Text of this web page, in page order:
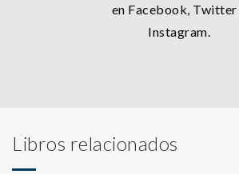
en Facebook, Twitter
Instagram.
Libros relacionados